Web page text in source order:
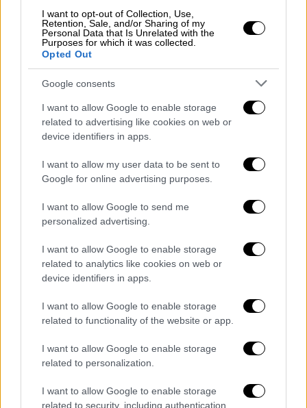
I want to opt-out of Collection, Use,
Retention, Sale, and/or Sharing of my
Personal Data that Is Unrelated with the
Purposes for which it was collected.
Opted Out
Google consents
I want to allow Google to enable storage
related to advertising like cookies on web or
device identifiers in apps.
I want to allow my user data to be sent to
Google for online advertising purposes.
I want to allow Google to send me
personalized advertising.
I want to allow Google to enable storage
related to analytics like cookies on web or
device identifiers in apps.
I want to allow Google to enable storage
related to functionality of the website or app.
I want to allow Google to enable storage
related to personalization.
I want to allow Google to enable storage
related to security, including authentication
Ελλάδα|25.05.2026 10:15
Πανσέληνος Μαΐου 2026: Πότε θα δούμε
την «Μπλε Σελήνη»
Θα είναι μια από τις μικρότερες του έτους
Ελλάδα|01.05.2026 15:22
Απόψε η «Πανσέληνος των Λουλουδιών»: